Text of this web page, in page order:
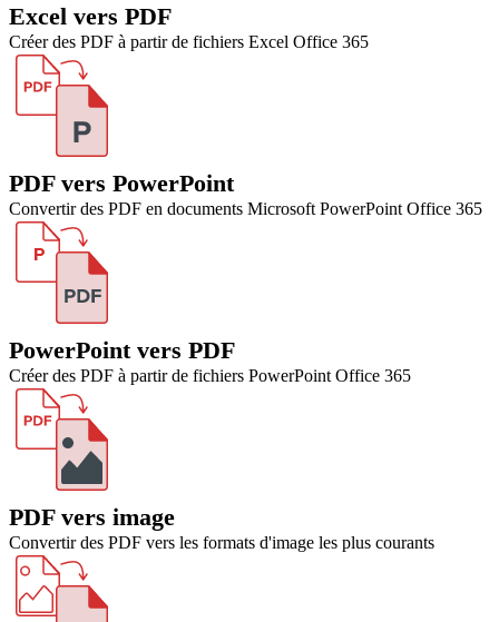
Excel vers PDF
Créer des PDF à partir de fichiers Excel Office 365
PDF vers PowerPoint
Convertir des PDF en documents Microsoft PowerPoint Office 365
PowerPoint vers PDF
Créer des PDF à partir de fichiers PowerPoint Office 365
PDF vers image
Convertir des PDF vers les formats d'image les plus courants